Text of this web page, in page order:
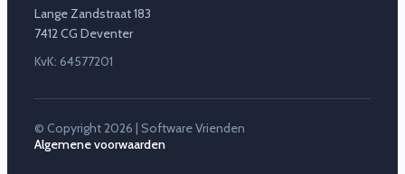
Lange Zandstraat 183
7412 CG Deventer
KvK: 64577201
© Copyright 2026 | Software Vrienden
Algemene voorwaarden